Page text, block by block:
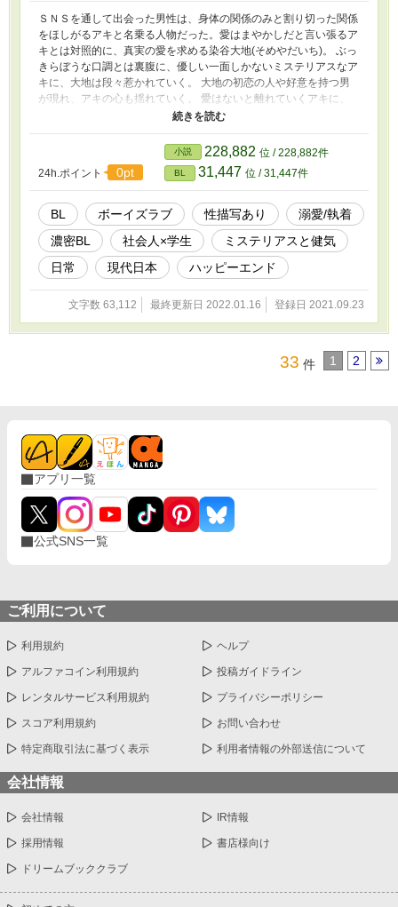
ＳＮＳを通して出会った男性は、身体の関係のみと割り切った関係
をほしがるアキと名乗る人物だった。愛はまやかしだと言い張るア
キとは対照的に、真実の愛を求める染谷大地(そめやだいち)。 ぶっ
きらぼうな口調とは裏腹に、優しい一面しかないミステリアスなア
キに、大地は段々惹かれていく。 大地の初恋の人や好意を持つ男
が現れ、アキの心も揺れていく。 愛はないと離れていくアキに、
大地はある決断をする。 社会人×大学生の、ちょっと遅い青春物
語。
24h.ポイント 0pt
小説 228,882 位 / 228,882件
BL 31,447 位 / 31,447件
BL ボーイズラブ 性描写あり
溺愛/執着
濃密BL
社会人×学生
ミステリアスと健気
日常
現代日本 ハッピーエンド
文字数 63,112 最終更新日 2022.01.16 登録日 2021.09.23
33 件 1 2
アプリ一覧
公式SNS一覧
ご利用について
利用規約 ヘルプ
アルファコイン利用規約 投稿ガイドライン
レンタルサービス利用規約 プライバシーポリシー
スコア利用規約 お問い合わせ
特定商取引法に基づく表示 利用者情報の外部送信について
会社情報
会社情報 IR情報
採用情報 書店様向け
ドリームブッククラブ